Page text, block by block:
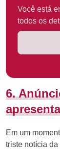
Você está
todos os
6.
Em um
triste notícia